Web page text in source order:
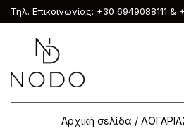
Τηλ. Επικοινωνίας: +30 6949088111 &
Αρχική σελίδα /